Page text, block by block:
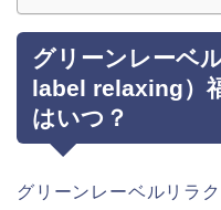
グリーンレーベ
label relaxing）
はいつ？
グリーンレーベルリラ